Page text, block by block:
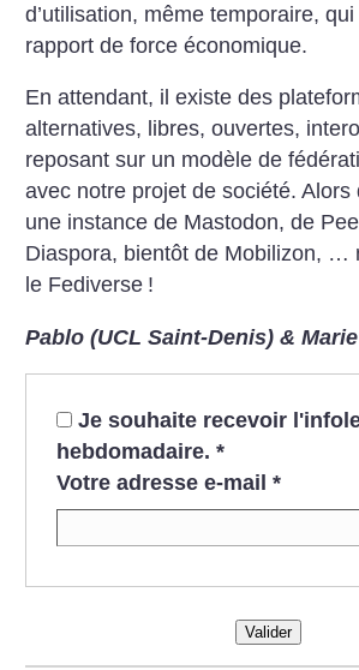
d’utilisation, même temporaire,
rapport de force économique.
En attendant, il existe des
alternatives, libres, ouvertes,
reposant sur un modèle de
avec notre projet de société. Alors
une instance de Mastodon, de
Diaspora, bientôt de Mobilizon, …
le Fediverse !
Pablo (UCL Saint-Denis) & Marie
Je souhaite recevoir
hebdomadaire. *
Votre adresse e-mail *
Valider